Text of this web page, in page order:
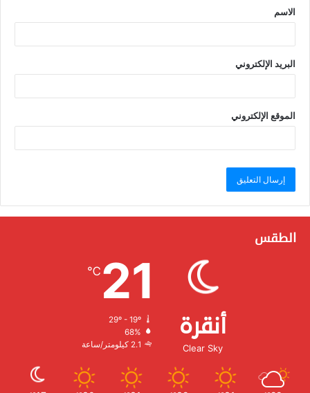
الاسم
البريد الإلكتروني
الموقع الإلكتروني
الطقس
أنقرة
Clear Sky
21
℃
29º - 19º
الرطوبة:
الرياح: